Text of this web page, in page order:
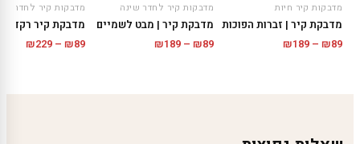
מדבקות קיר חיות
מדבקת קיר | זברות הפוכות
₪89
–
₪189
מדבקות קיר לחדר שינה
מדבקת קיר | מבט לשמיים
₪89
–
₪189
מדבקות קיר לחדר
מדבקת קיר
₪89
–
₪229